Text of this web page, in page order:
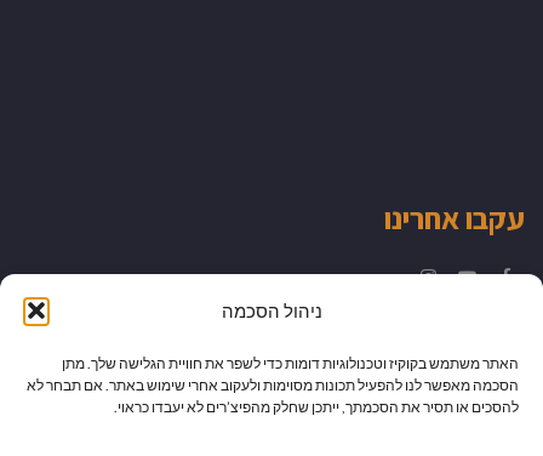
ניהול הסכמה
האתר משתמש בקוקיז וטכנולוגיות דומות כדי לשפר את חוויית הגלישה שלך. מתן
הסכמה מאפשר לנו להפעיל תכונות מסוימות ולעקוב אחרי שימוש באתר. אם תבחר לא
להסכים או תסיר את הסכמתך, ייתכן שחלק מהפיצ’רים לא יעבדו כראוי.
עקבו אחרינו